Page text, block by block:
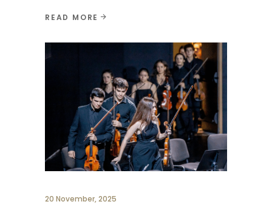
READ MORE
20 November, 2025